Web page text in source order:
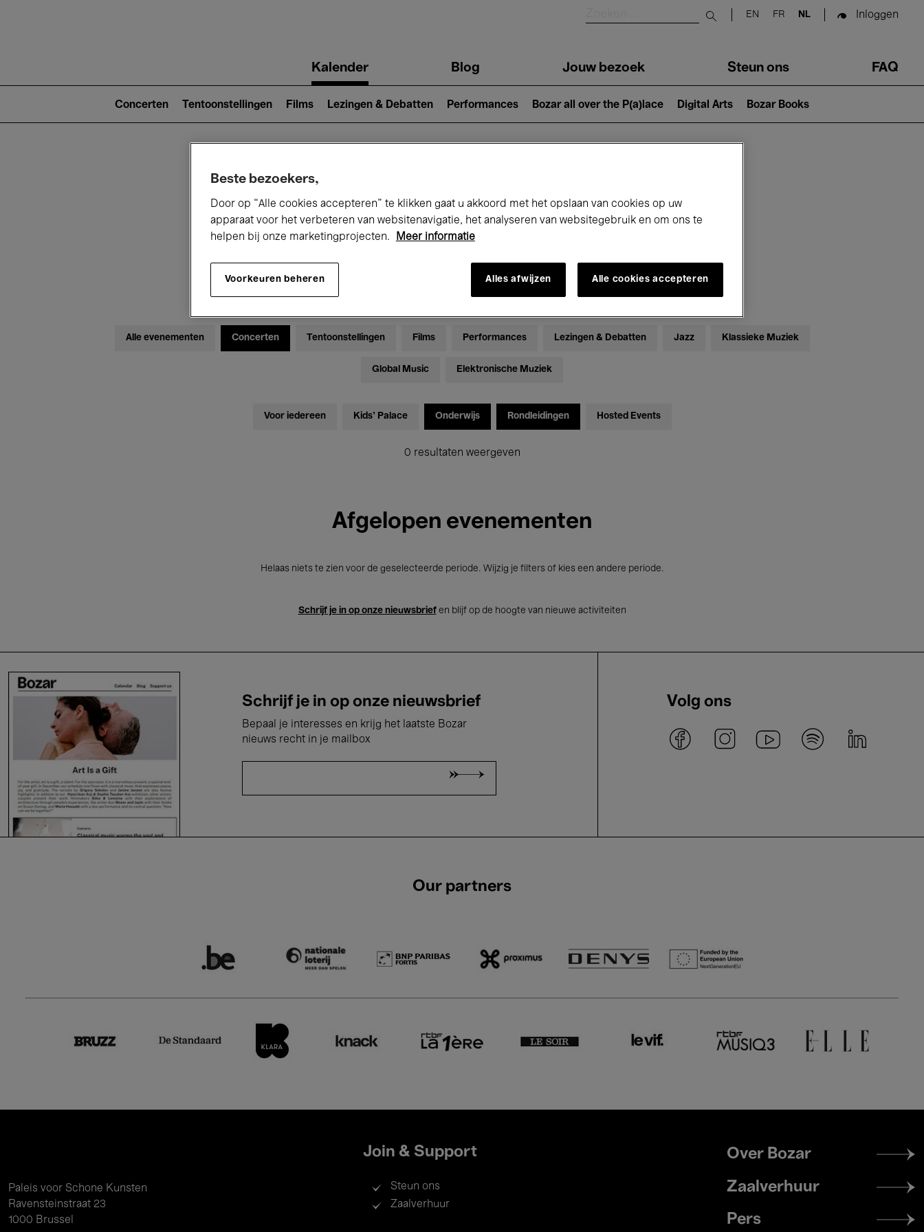
Submit search
EN FR NL Inloggen
navigationKalender Blog Jouw bezoek Steun ons FAQ
2)
Concerten Tentoonstellingen Films Lezingen & Debatten Performances Bozar all over the P(a)lace Digital Arts Bozar Books
Nu bij Bozar
Vrijdag 06 - Zaterdag 14 Maart 2026
Alle evenementen Concerten Tentoonstellingen Films Performances Lezingen & Debatten Jazz Klassieke Muziek
Global Music Elektronische Muziek
Voor iedereen Kids’ Palace Onderwijs Rondleidingen Hosted Events
0 resultaten weergeven
Afgelopen evenementen
Helaas niets te zien voor de geselecteerde periode. Wijzig je filters of kies een andere periode.
Schrijf je in op onze nieuwsbriefen blijf op de hoogte van nieuwe activiteiten
Schrijf je in op onze nieuwsbrief
Bepaal je interesses en krijg het laatste Bozar
nieuws recht in je mailbox
Volg ons
Our partners
Paleis voor Schone Kunsten
Ravensteinstraat 23
1000 Brussel
Join & Support
Steun ons
Zaalverhuur
Footer
menu
Over Bozar
Zaalverhuur
Pers
Beste bezoekers,
Door op “Alle cookies accepteren” te klikken gaat u akkoord met het opslaan van cookies op uw
apparaat voor het verbeteren van websitenavigatie, het analyseren van websitegebruik en om ons te
helpen bij onze marketingprojecten.
Meer informatie
Voorkeuren beheren Alles afwijzen Alle cookies accepteren